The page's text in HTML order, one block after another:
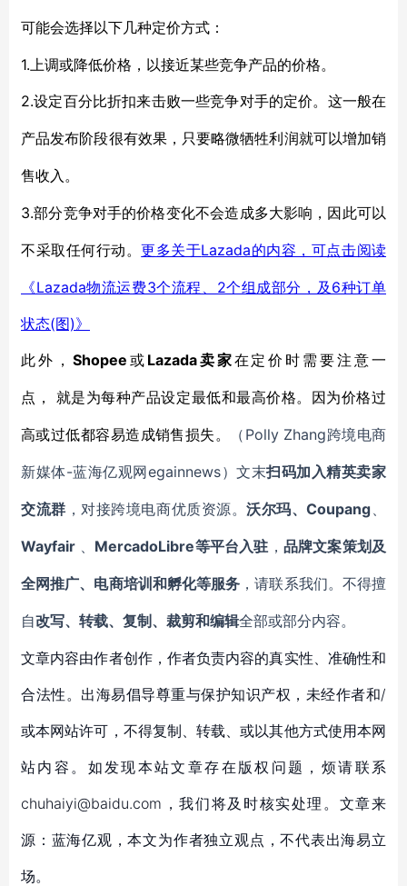
可能会选择以下几种定价方式：
1.上调或降低价格，以接近某些竞争产品的价格。
2.设定百分比折扣来击败一些竞争对手的定价。这一般在
产品发布阶段很有效果， 只要略微牺牲利润就可以增加销
售收入。
3.部分竞争对手的价格变化不会造成多大影响，因此可以
不采取任何行动。更多关于Lazada的内容，可点击阅读
《Lazada物流运费3个流程、2个组成部分，及6种订单
状态(图)》
此外， Shopee 或 Lazada卖家在 定价 时需要注意一
点， 就是为每种产品设定最低和最高价格。 因为价格过
高或过低都容易造成销售损失。 （ Polly Zhang跨境电商
新媒体-蓝海亿观网egainnews）文末扫码加入精英卖家
交流群 ，对接跨境电商优质资源。沃尔玛、Coupang
Wayfair MercadoLibre等平台入驻 ， 品牌文案策划及
全网推广、电商培训和孵化等服务 ，请联系我们。不得擅
自改写、转载、复制、裁剪和编辑全部或部分内容。
文章内容由作者创作，作者负责内容的真实性、准确性和
合法性。出海易倡导尊重与保护知识产权，未经作者和/
或本网站许可，不得复制、转载、或以其他方式使用本网
站内容。如发现本站文章存在版权问题，烦请联系
chuhaiyi@baidu.com，我们将及时核实处理。文章来
源：蓝海亿观，本文为作者独立观点，不代表出海易立
场。